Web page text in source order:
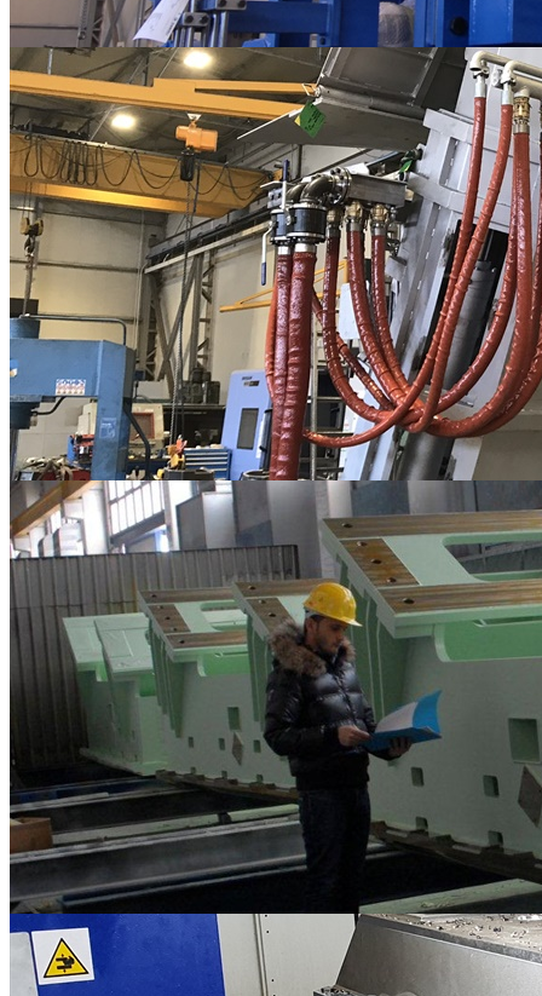
assemblaggi meccanici
ASSEMBLAGGI MECCANICI
Lavorazioni Meccaniche